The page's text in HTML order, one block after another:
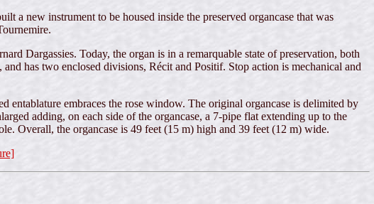
a new instrument to be housed inside the preserved organcase that was
Dargassies. Today, the organ is in a remarquable state of preservation, both
has two enclosed divisions, Récit and Positif. Stop action is mechanical and
entablature embraces the rose window. The original organcase is delimited by
adding, on each side of the organcase, a 7-pipe flat extending up to the
Overall, the organcase is 49 feet (15 m) high and 39 feet (12 m) wide.